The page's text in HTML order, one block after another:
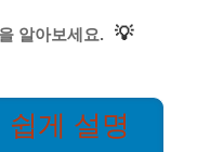
알아보세요. 💡
게 설명